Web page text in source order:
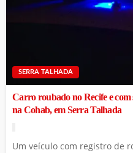
SERRA TALHADA
Carro roubado no Recife e com
na Cohab, em Serra Talhada
Um veículo com registro de